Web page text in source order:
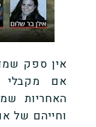
אין ספק
אם מקבלי
האחריות
וחייהם של